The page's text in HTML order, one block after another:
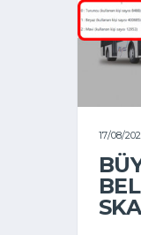
17/08/